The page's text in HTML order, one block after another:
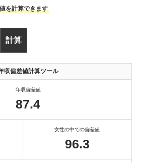
を計算できます
収偏差値計算ツール
年収偏差値
87.4
女性の中での偏差値
96.3